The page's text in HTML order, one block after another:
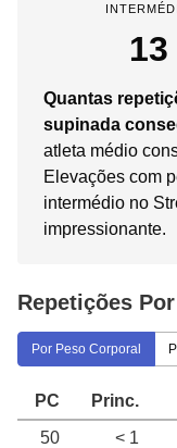
13
Quantas
supinada
atleta médio
Elevações com
intermédio no
impressionante.
Repetições
Por Peso Corporal
PC Princ.
50
< 1